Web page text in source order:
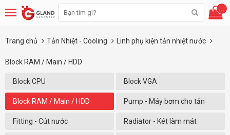
...
Trang chủ Tản Nhiệt - Cooling Linh phụ kiện tản nhiệt nước
Block RAM / Main / HDD
Block CPU Block VGA
Block RAM / Main / HDD Pump - Máy bơm cho tản
nhiệt nước
Fitting - Cút nước Radiator - Két làm mát